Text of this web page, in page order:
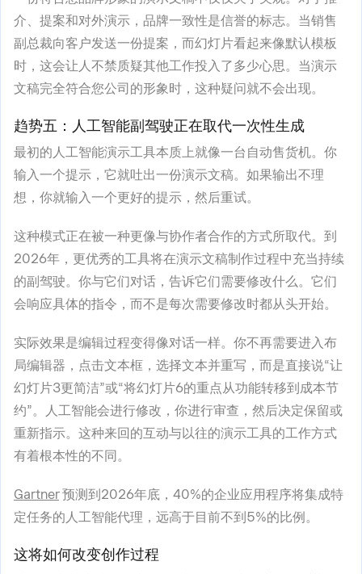
介、提案和对外演示，品牌一致性是信誉的标志。当销售
副总裁向客户发送一份提案，而幻灯片看起来像默认模板
时，这会让人不禁质疑其他工作投入了多少心思。当演示
文稿完全符合您公司的形象时，这种疑问就不会出现。
趋势五：人工智能副驾驶正在取代一次性生成
最初的人工智能演示工具本质上就像一台自动售货机。你
输入一个提示，它就吐出一份演示文稿。如果输出不理
想，你就输入一个更好的提示，然后重试。
这种模式正在被一种更像与协作者合作的方式所取代。到
2026年，更优秀的工具将在演示文稿制作过程中充当持续
的副驾驶。你与它们对话，告诉它们需要修改什么。它们
会响应具体的指令，而不是每次需要修改时都从头开始。
实际效果是编辑过程变得像对话一样。你不再需要进入布
局编辑器，点击文本框，选择文本并重写，而是直接说“让
幻灯片3更简洁”或“将幻灯片6的重点从功能转移到成本节
约”。人工智能会进行修改，你进行审查，然后决定保留或
重新指示。这种来回的互动与以往的演示工具的工作方式
有着根本性的不同。
Gartner预测到2026年底，40%的企业应用程序将集成特
定任务的人工智能代理，远高于目前不到5%的比例。
这将如何改变创作过程